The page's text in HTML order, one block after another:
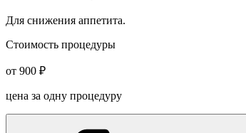
Для снижения аппетита.
Стоимость процедуры
от 900 ₽
цена за одну процедуру